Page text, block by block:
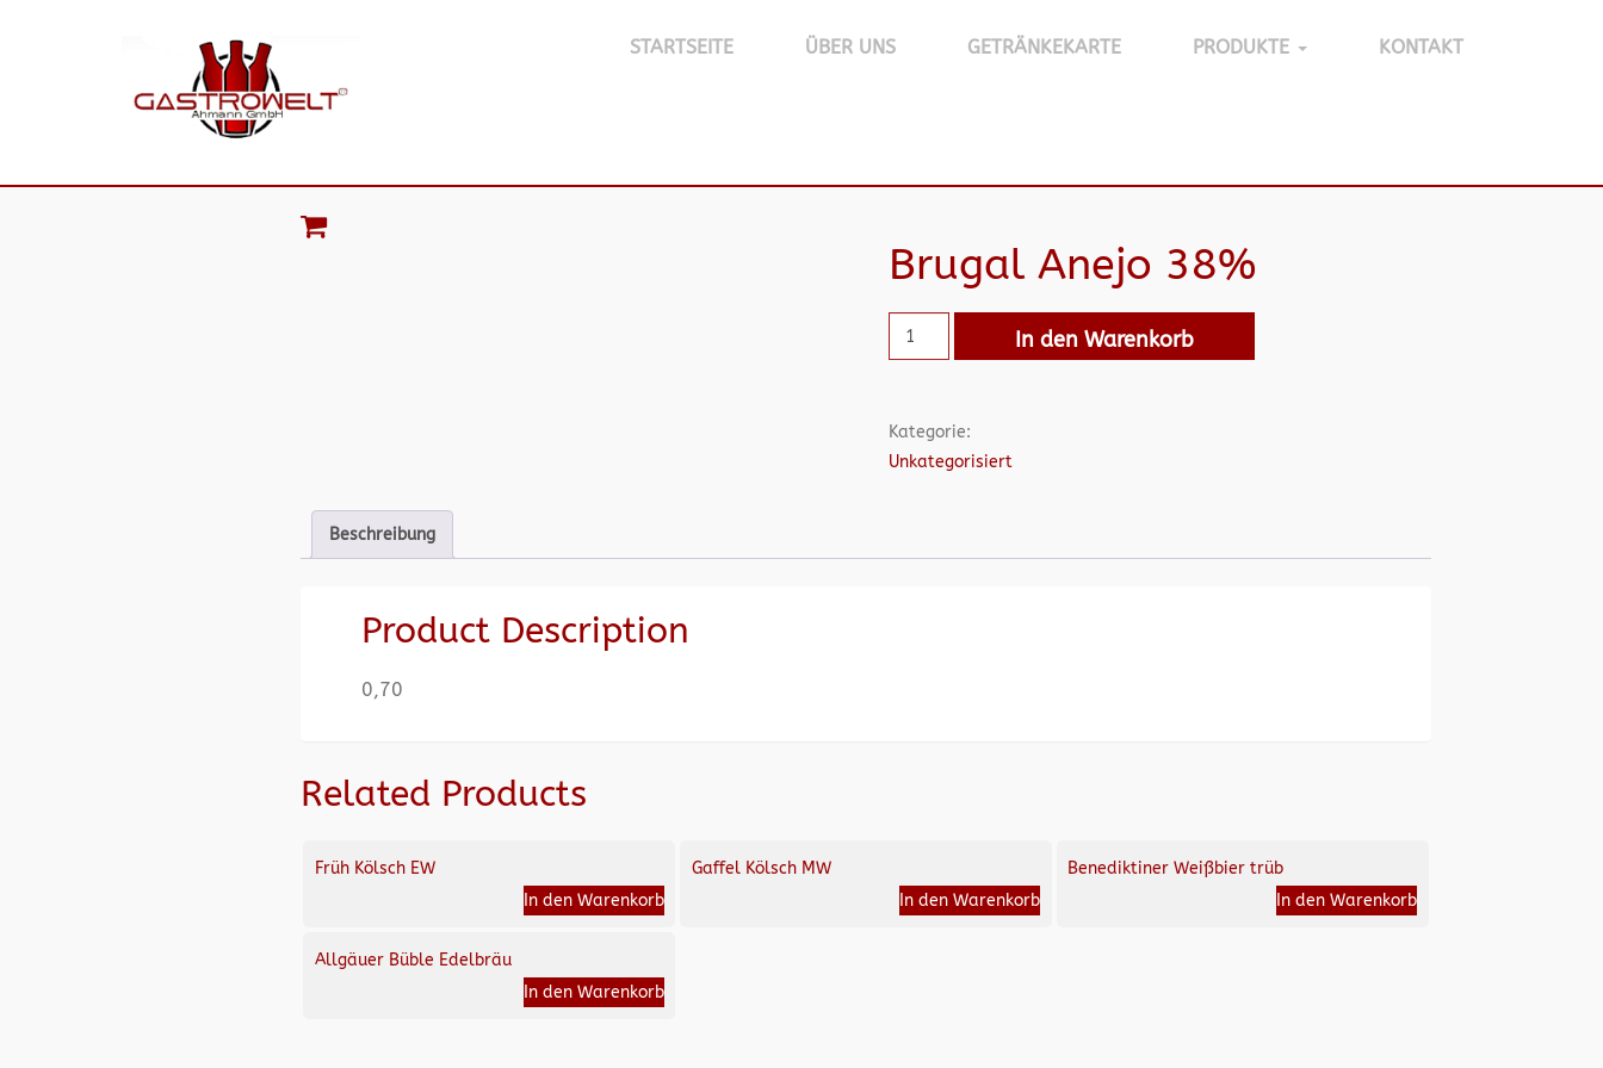
STARTSEITE ÜBER UNS GETRÄNKEKARTE PRODUKTE KONTAKT
Brugal Anejo 38%
In den Warenkorb
Kategorie:
Unkategorisiert
Beschreibung
Product Description
0,70
Related Products
Früh Kölsch EW
In den Warenkorb
Gaffel Kölsch MW
In den Warenkorb
Benediktiner Weißbier trüb
In den Warenkorb
Allgäuer Büble Edelbräu
In den Warenkorb